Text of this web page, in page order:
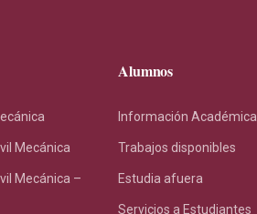
Mecánica
Mecánica –
Alumnos
Información Académica
Trabajos disponibles
Estudia afuera
Servicios a Estudiantes